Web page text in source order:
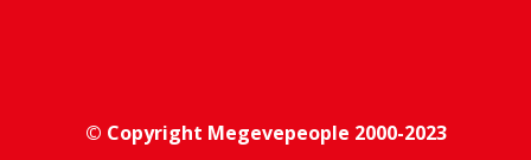
© Copyright Megevepeople 2000-2023